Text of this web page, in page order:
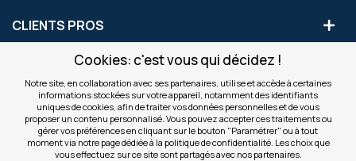
Cookies: c'est vous qui décidez !
Notre site, en collaboration avec ses partenaires, utilise et accède à certaines
informations stockées sur votre appareil, notamment des identifiants
uniques de cookies, afin de traiter vos données personnelles et de vous
proposer un contenu personnalisé. Vous pouvez accepter ces traitements ou
gérer vos préférences en cliquant sur le bouton "Paramétrer" ou à tout
moment via notre page dédiée à la politique de confidentialité. Les choix que
vous effectuez sur ce site sont partagés avec nos partenaires.
CLIENTS PROS
S'INSCRIRE AUX OFFRES COMMERCIALES
Inscription
notre
newsletter
Valider